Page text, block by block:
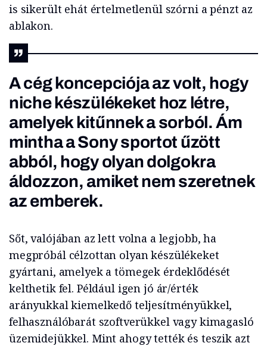
is sikerült ehát értelmetlenül szórni a pénzt az
ablakon.
A cég koncepciója az volt, hogy
niche készülékeket hoz létre,
amelyek kitűnnek a sorból. Ám
mintha a Sony sportot űzött
abból, hogy olyan dolgokra
áldozzon, amiket nem szeretnek
az emberek.
Sőt, valójában az lett volna a legjobb, ha
megpróbál célzottan olyan készülékeket
gyártani, amelyek a tömegek érdeklődését
kelthetik fel. Például igen jó ár/érték
arányukkal kiemelkedő teljesítményükkel,
felhasználóbarát szoftverükkel vagy kimagasló
üzemidejükkel. Mint ahogy tették és teszik azt